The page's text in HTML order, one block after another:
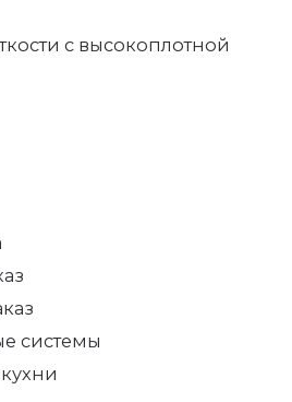
с высокоплотной
системы